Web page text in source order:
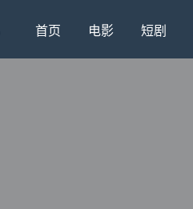
首页 电影 短剧